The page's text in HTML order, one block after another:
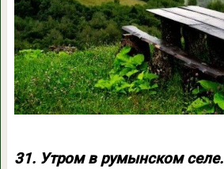
31. Утром в румынском селе.